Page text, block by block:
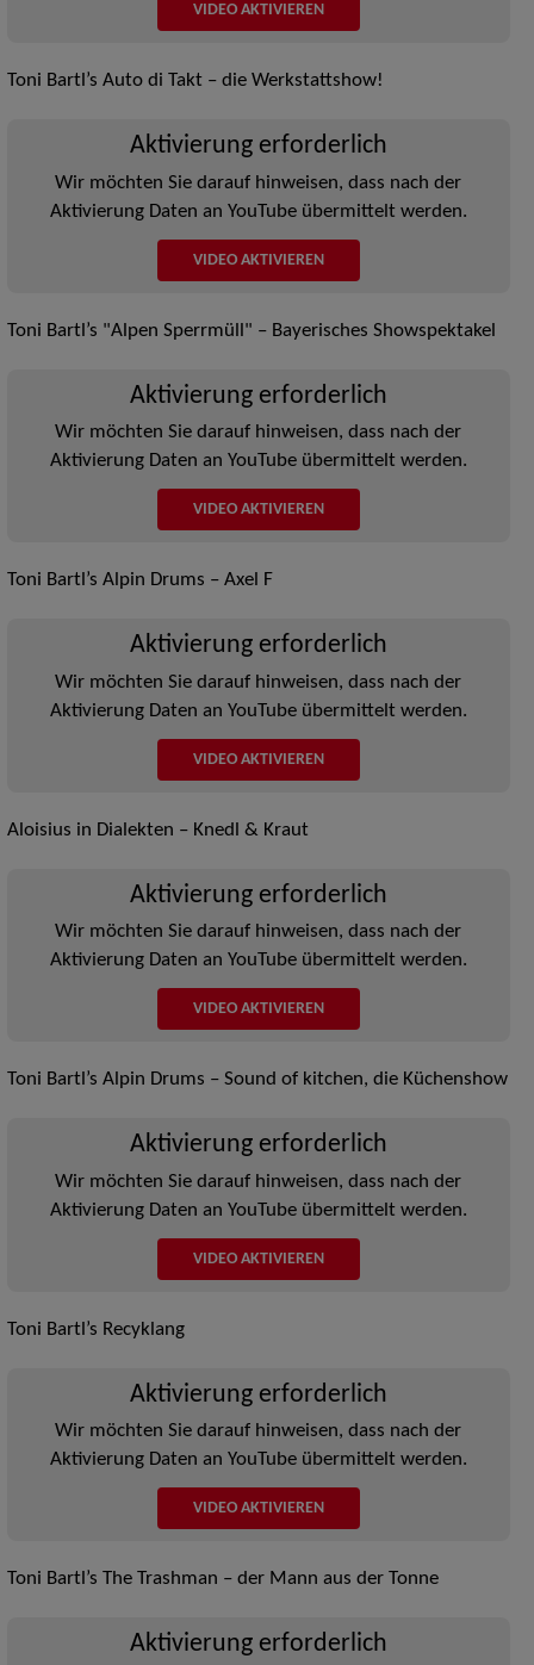
VIDEO AKTIVIEREN
Toni Bartl’s Auto di Takt – die Werkstattshow!
Aktivierung erforderlich
Wir möchten Sie darauf hinweisen, dass nach der
Aktivierung Daten an YouTube übermittelt werden.
VIDEO AKTIVIEREN
Toni Bartl’s "Alpen Sperrmüll" – Bayerisches Showspektakel
Aktivierung erforderlich
Wir möchten Sie darauf hinweisen, dass nach der
Aktivierung Daten an YouTube übermittelt werden.
VIDEO AKTIVIEREN
Toni Bartl’s Alpin Drums – Axel F
Aktivierung erforderlich
Wir möchten Sie darauf hinweisen, dass nach der
Aktivierung Daten an YouTube übermittelt werden.
VIDEO AKTIVIEREN
Aloisius in Dialekten – Knedl & Kraut
Aktivierung erforderlich
Wir möchten Sie darauf hinweisen, dass nach der
Aktivierung Daten an YouTube übermittelt werden.
VIDEO AKTIVIEREN
Toni Bartl’s Alpin Drums – Sound of kitchen, die Küchenshow
Aktivierung erforderlich
Wir möchten Sie darauf hinweisen, dass nach der
Aktivierung Daten an YouTube übermittelt werden.
VIDEO AKTIVIEREN
Toni Bartl’s Recyklang
Aktivierung erforderlich
Wir möchten Sie darauf hinweisen, dass nach der
Aktivierung Daten an YouTube übermittelt werden.
VIDEO AKTIVIEREN
Toni Bartl’s The Trashman – der Mann aus der Tonne
Aktivierung erforderlich